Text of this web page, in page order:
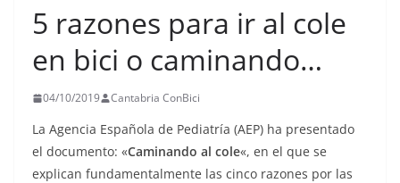
5 razones para ir al cole
en bici o caminando…
04/10/2019 Cantabria ConBici
La Agencia Española de Pediatría (AEP) ha presentado
el documento: «Caminando al cole«, en el que se
explican fundamentalmente las cinco razones por las